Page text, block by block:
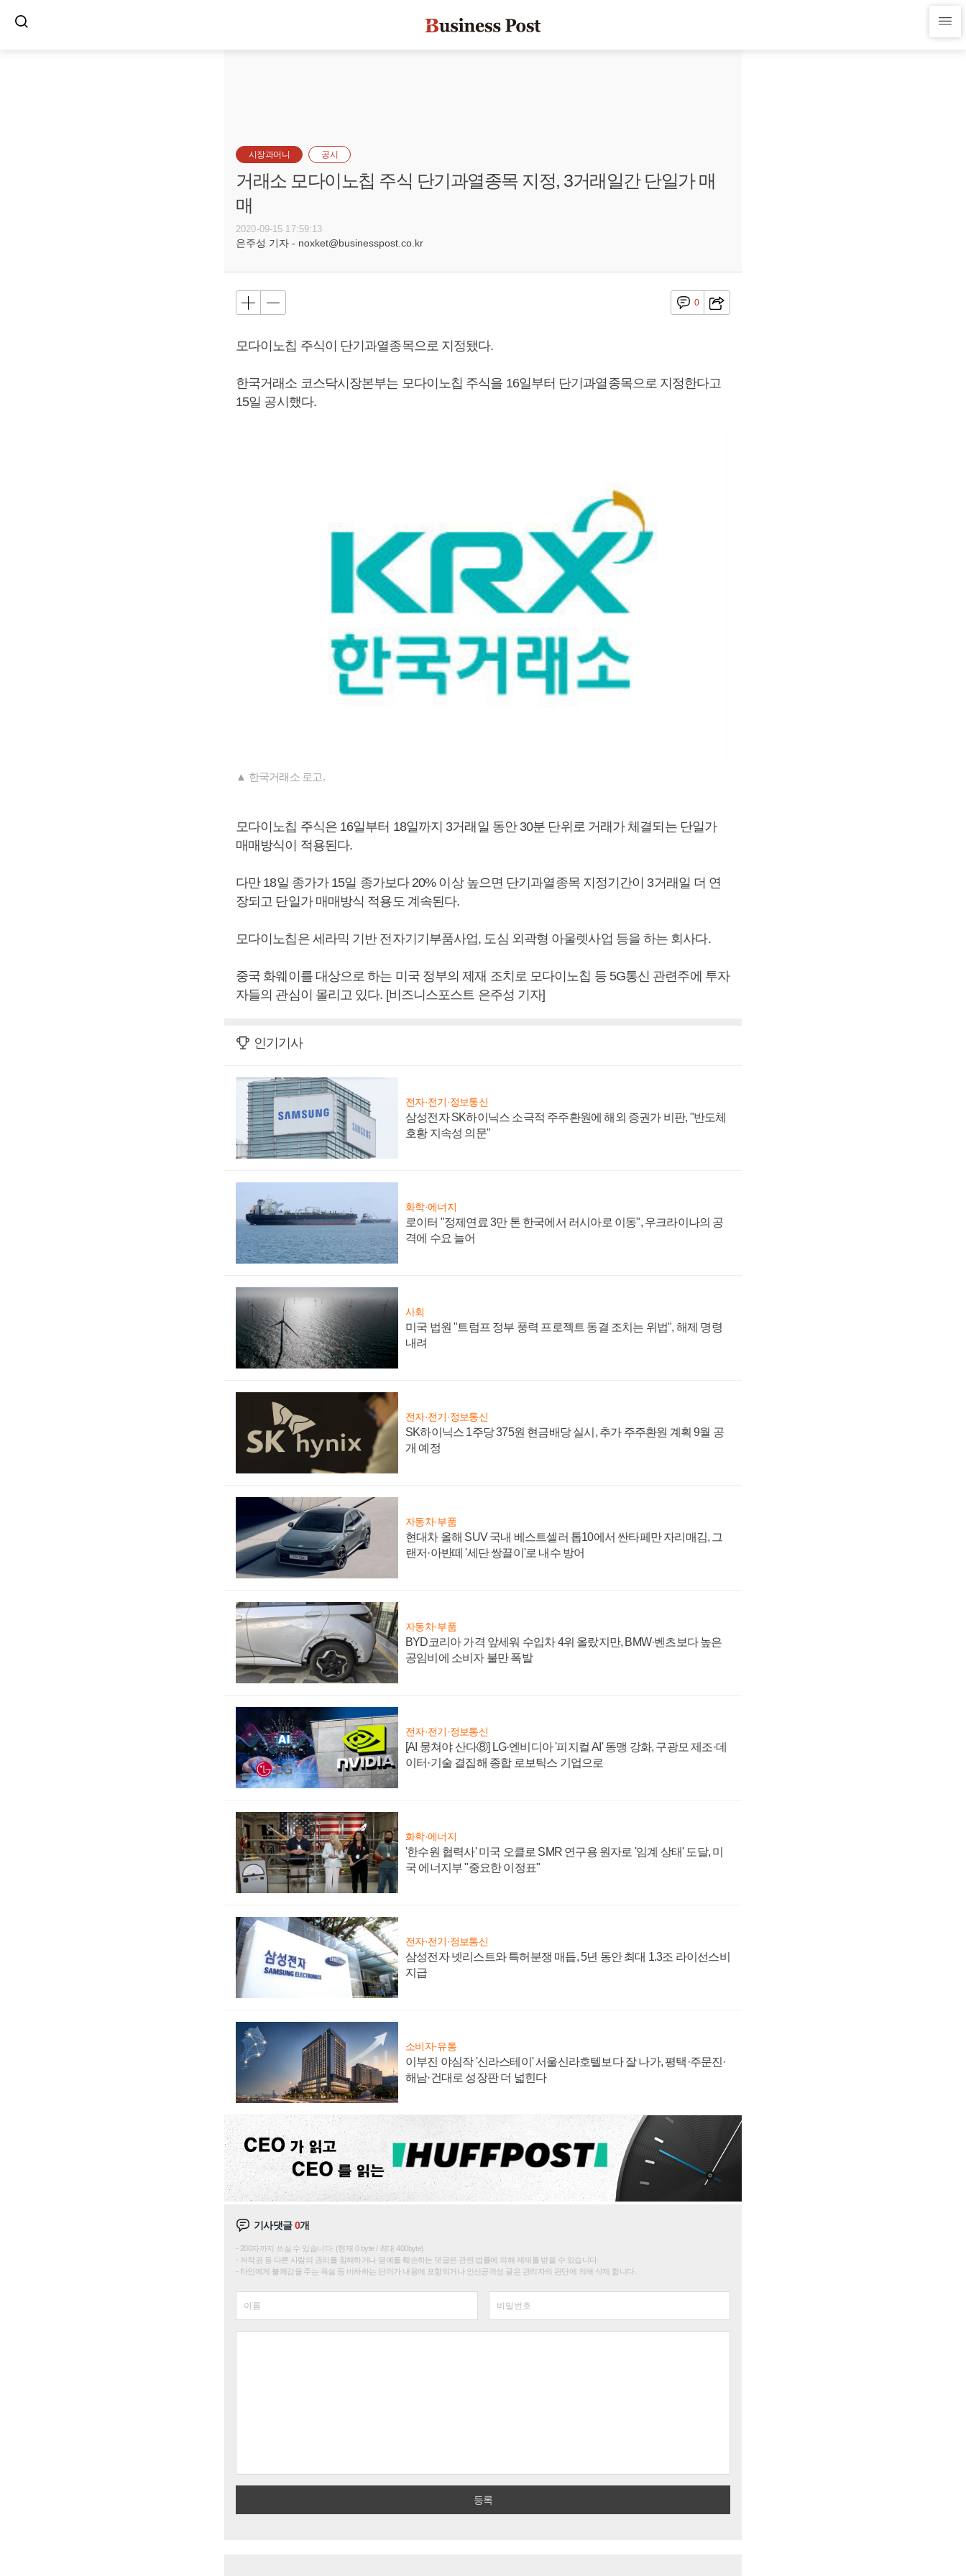
시장과머니 공시
거래소 모다이노칩 주식 단기과열종목 지정, 3거래일간 단일가 매
매
2020-09-15 17:59:13
은주성 기자 - noxket@businesspost.co.kr
0
모다이노칩 주식이 단기과열종목으로 지정됐다.
한국거래소 코스닥시장본부는 모다이노칩 주식을 16일부터 단기과열종목으로 지정한다고
15일 공시했다.
▲ 한국거래소 로고.
모다이노칩 주식은 16일부터 18일까지 3거래일 동안 30분 단위로 거래가 체결되는 단일가
매매방식이 적용된다.
다만 18일 종가가 15일 종가보다 20% 이상 높으면 단기과열종목 지정기간이 3거래일 더 연
장되고 단일가 매매방식 적용도 계속된다.
모다이노칩은 세라믹 기반 전자기기부품사업, 도심 외곽형 아울렛사업 등을 하는 회사다.
중국 화웨이를 대상으로 하는 미국 정부의 제재 조치로 모다이노칩 등 5G통신 관련주에 투자
자들의 관심이 몰리고 있다. [비즈니스포스트 은주성 기자]
인기기사
전자·전기·정보통신
삼성전자 SK하이닉스 소극적 주주환원에 해외 증권가 비판, "반도체
호황 지속성 의문"
화학·에너지
로이터 "정제연료 3만 톤 한국에서 러시아로 이동", 우크라이나의 공
격에 수요 늘어
사회
미국 법원 "트럼프 정부 풍력 프로젝트 동결 조치는 위법", 해제 명령
내려
전자·전기·정보통신
SK하이닉스 1주당 375원 현금배당 실시, 추가 주주환원 계획 9월 공
개 예정
자동차·부품
현대차 올해 SUV 국내 베스트셀러 톱10에서 싼타페만 자리매김, 그
랜저·아반떼 '세단 쌍끌이'로 내수 방어
자동차·부품
BYD코리아 가격 앞세워 수입차 4위 올랐지만, BMW·벤츠보다 높은
공임비에 소비자 불만 폭발
전자·전기·정보통신
[AI 뭉쳐야 산다⑧] LG·엔비디아 '피지컬 AI' 동맹 강화, 구광모 제조·데
이터·기술 결집해 종합 로보틱스 기업으로
화학·에너지
'한수원 협력사' 미국 오클로 SMR 연구용 원자로 '임계 상태' 도달, 미
국 에너지부 "중요한 이정표"
전자·전기·정보통신
삼성전자 넷리스트와 특허분쟁 매듭, 5년 동안 최대 1.3조 라이선스비
지급
소비자·유통
이부진 야심작 '신라스테이' 서울신라호텔보다 잘 나가, 평택·주문진·
해남·건대로 성장판 더 넓힌다
기사댓글0개
200자까지 쓰실 수 있습니다. (현재 0 byte / 최대 400byte)
저작권 등 다른 사람의 권리를 침해하거나 명예를 훼손하는 댓글은 관련 법률에 의해 제재를 받을 수 있습니다.
타인에게 불쾌감을 주는 욕설 등 비하하는 단어가 내용에 포함되거나 인신공격성 글은 관리자의 판단에 의해 삭제 합니다.